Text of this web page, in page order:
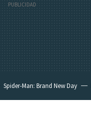
Spider-Man: Brand New Day